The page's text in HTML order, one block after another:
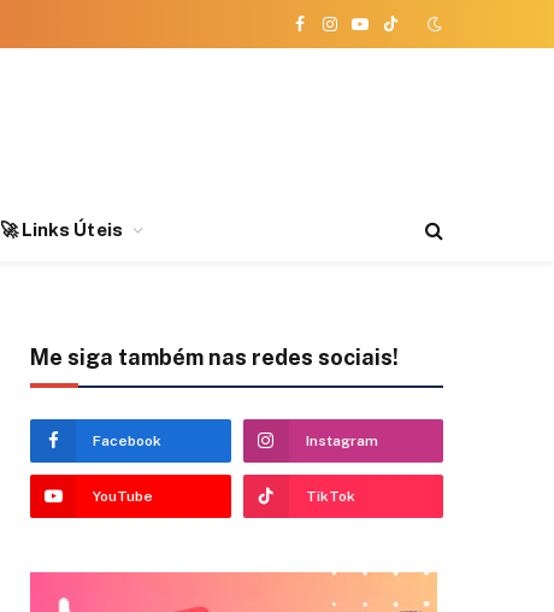
Facebook
Instagram
YouTubeTikTok
🚀 Links Úteis
Me siga também nas redes sociais!
Facebook Instagram
YouTube TikTok